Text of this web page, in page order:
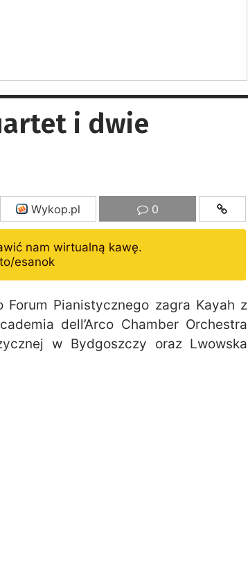
i dwie
Wykop.pl 0
nam wirtualną kawę.
esanok
Forum Pianistycznego zagra Kayah z
dell’Arco Chamber Orchestra
w Bydgoszczy oraz Lwowska